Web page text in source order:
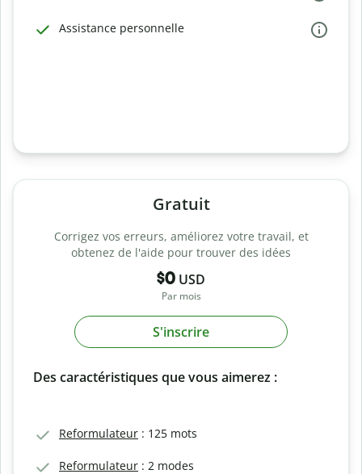
Assistance personnelle
Gratuit
Corrigez vos erreurs, améliorez votre travail, et
obtenez de l'aide pour trouver des idées
$0 USD
Par mois
S'inscrire
Des caractéristiques que vous aimerez :
Reformulateur : 125 mots
Reformulateur : 2 modes